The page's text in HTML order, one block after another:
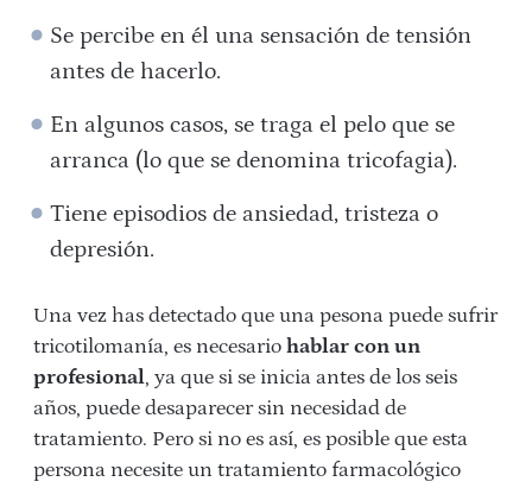
Se percibe en él una sensación de tensión
antes de hacerlo.
En algunos casos, se traga el pelo que se
arranca (lo que se denomina tricofagia).
Tiene episodios de ansiedad, tristeza o
depresión.
Una vez has detectado que una pesona puede sufrir
tricotilomanía, es necesario hablar con un
profesional, ya que si se inicia antes de los seis
años, puede desaparecer sin necesidad de
tratamiento. Pero si no es así, es posible que esta
persona necesite un tratamiento farmacológico